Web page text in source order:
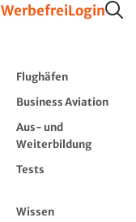
WerbefreiLogin
Flughäfen
Business Aviation
Aus- und
Weiterbildung
Tests
Wissen